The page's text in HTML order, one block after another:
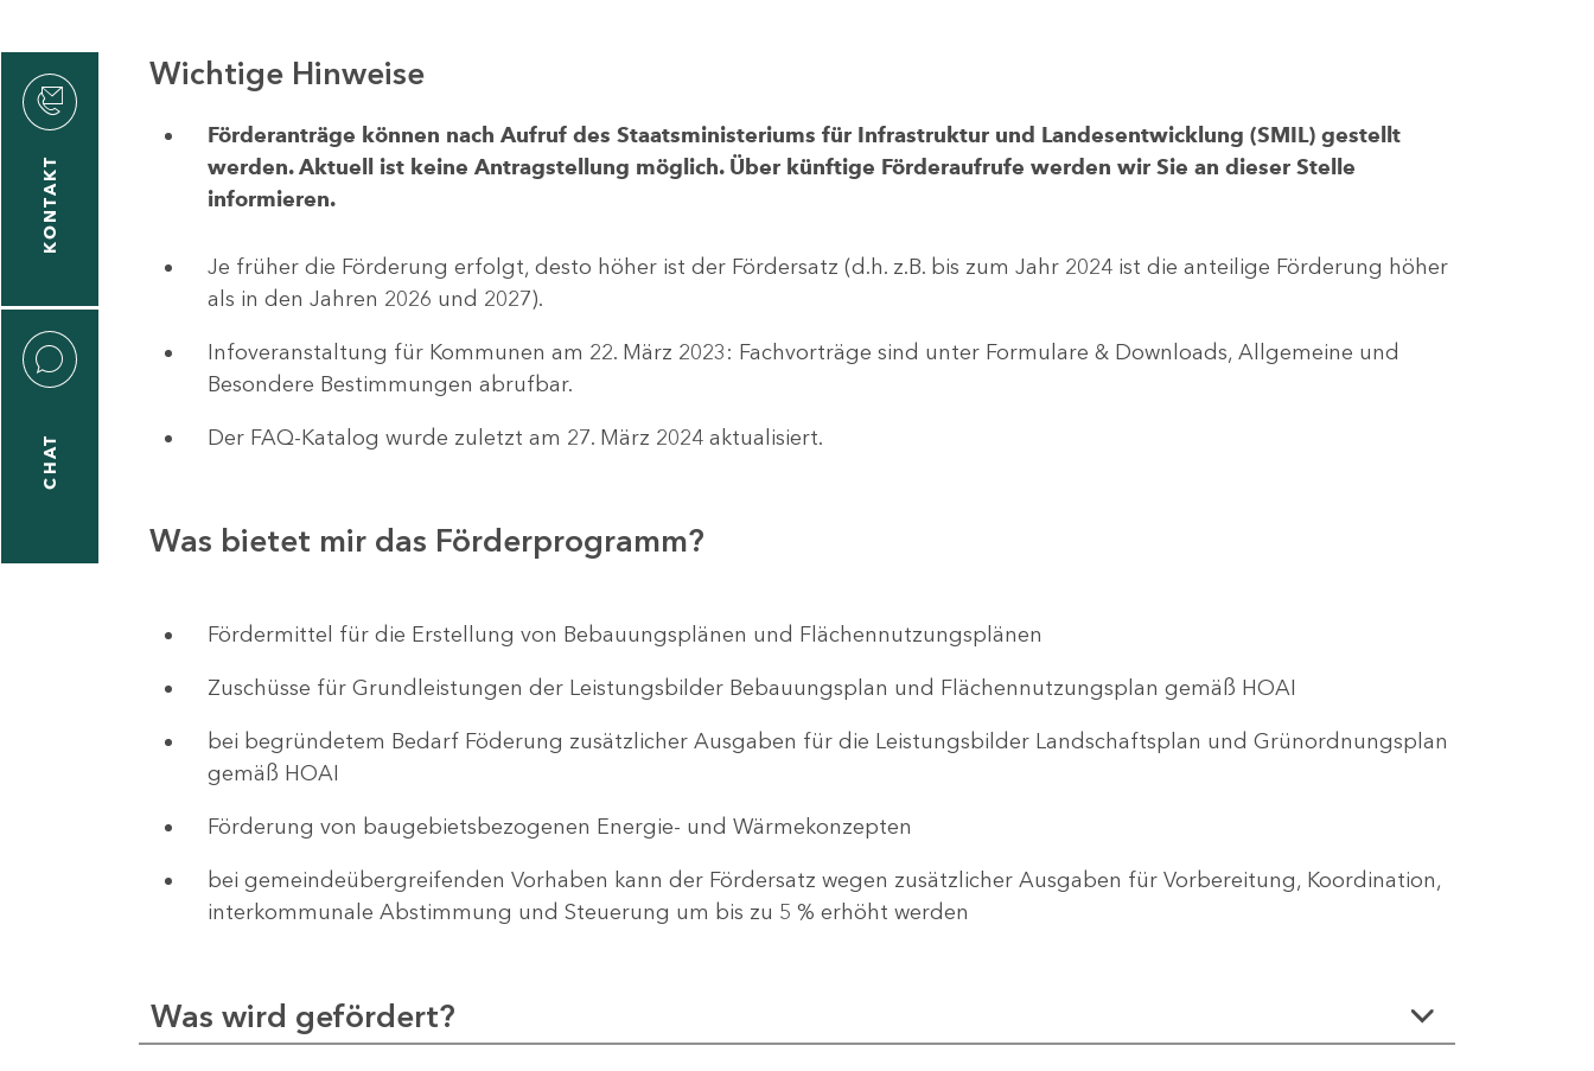
KONTAKT
CHAT
Wichtige Hinweise
Förderanträge können nach Aufruf des Staatsministeriums für Infrastruktur und Landesentwicklung (SMIL) gestellt
werden. Aktuell ist keine Antragstellung möglich. Über künftige Förderaufrufe werden wir Sie an dieser Stelle
informieren.
Je früher die Förderung erfolgt, desto höher ist der Fördersatz (d.h. z.B. bis zum Jahr 2024 ist die anteilige Förderung höher
als in den Jahren 2026 und 2027).
Infoveranstaltung für Kommunen am 22. März 2023: Fachvorträge sind unter Formulare & Downloads, Allgemeine und
Besondere Bestimmungen abrufbar.
Der FAQ-Katalog wurde zuletzt am 27. März 2024 aktualisiert.
Was bietet mir das Förderprogramm?
Fördermittel für die Erstellung von Bebauungsplänen und Flächennutzungsplänen
Zuschüsse für Grundleistungen der Leistungsbilder Bebauungsplan und Flächennutzungsplan gemäß HOAI
bei begründetem Bedarf Föderung zusätzlicher Ausgaben für die Leistungsbilder Landschaftsplan und Grünordnungsplan
gemäß HOAI
Förderung von baugebietsbezogenen Energie- und Wärmekonzepten
bei gemeindeübergreifenden Vorhaben kann der Fördersatz wegen zusätzlicher Ausgaben für Vorbereitung, Koordination,
interkommunale Abstimmung und Steuerung um bis zu 5 % erhöht werden
Was wird gefördert?